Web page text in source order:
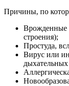
Причины, по
Врожденные
строения);
Простуда,
Вирус или